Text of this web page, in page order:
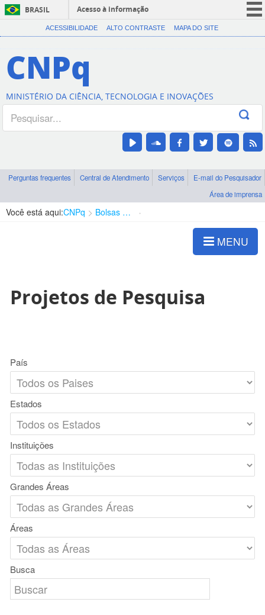
BRASIL
Acesso à informação
CORONAVÍRUS (COVID-19)
Canais
ACESSIBILIDADE ALTO CONTRASTE MAPA DO SITE
CNPq
MINISTÉRIO DA CIÊNCIA, TECNOLOGIA E INOVAÇÕES
Perguntas frequentes Central de Atendimento Serviços
E-mail do Pesquisador
Área de imprensa
Você está aqui:CNPq Bolsas e Auxílios Vigentes
MENU
Projetos de Pesquisa
País
Estados
Instituições
Grandes Áreas
Áreas
Busca